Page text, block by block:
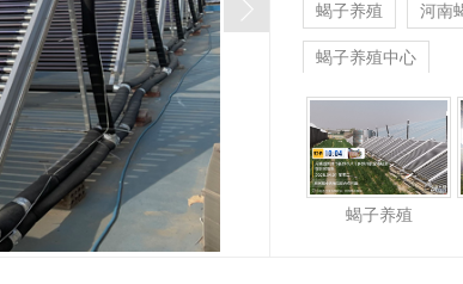
蝎子养殖 河南
蝎子养殖中心
蝎子养殖